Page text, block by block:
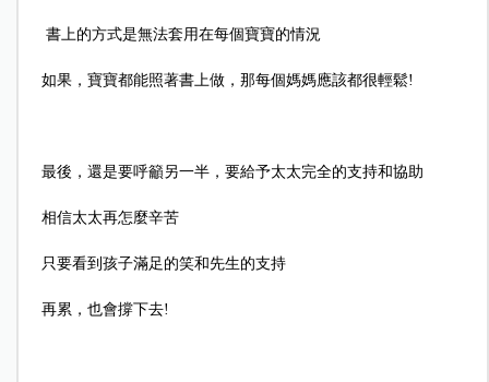
書上的方式是無法套用在每個寶寶的情況
如果，寶寶都能照著書上做，那每個媽媽應該都很輕鬆!
最後，還是要呼籲另一半，要給予太太完全的支持和協助
相信太太再怎麼辛苦
只要看到孩子滿足的笑和先生的支持
再累，也會撐下去!